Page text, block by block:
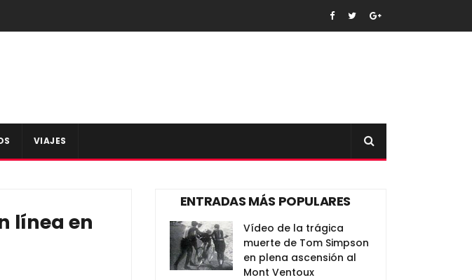
VIAJES
línea en
ENTRADAS MÁS POPULARES
Vídeo de la trágica
muerte de Tom Simpson
en plena ascensión al
Mont Ventoux